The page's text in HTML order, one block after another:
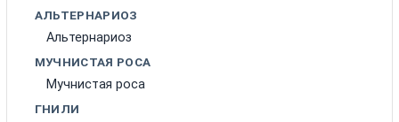
АЛЬТЕРНАРИОЗ
Альтернариоз
МУЧНИСТАЯ РОСА
Мучнистая роса
ГНИЛИ